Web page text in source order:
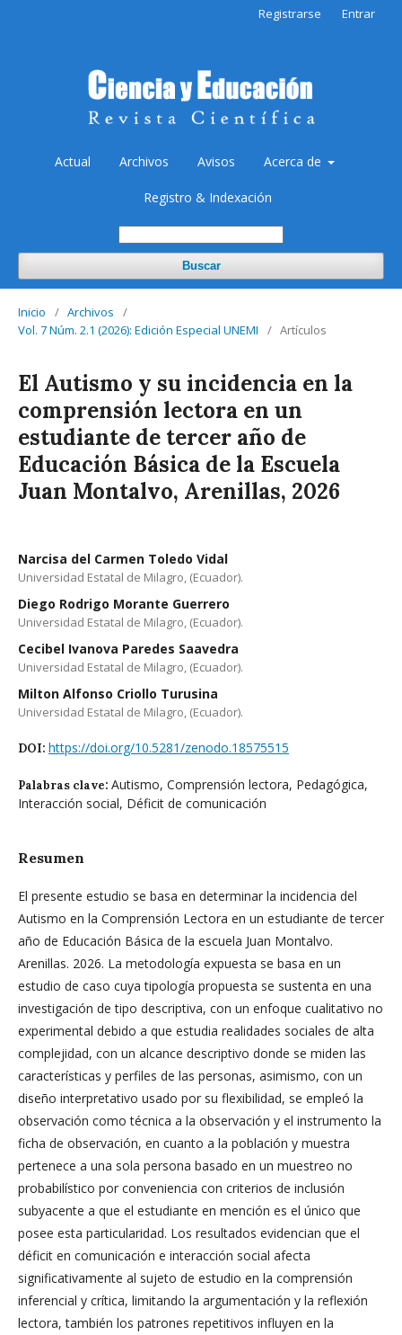
Actual Archivos Avisos Acerca de
Registro & Indexación
Buscar
Registrarse Entrar
Inicio / Archivos
/
Vol. 7 Núm. 2.1 (2026): Edición Especial UNEMI
/ Artículos
El Autismo y su incidencia en la
comprensión lectora en un
estudiante de tercer año de
Educación Básica de la Escuela
Juan Montalvo, Arenillas, 2026
Narcisa del Carmen Toledo Vidal
Universidad Estatal de Milagro, (Ecuador).
Diego Rodrigo Morante Guerrero
Universidad Estatal de Milagro, (Ecuador).
Cecibel Ivanova Paredes Saavedra
Universidad Estatal de Milagro, (Ecuador).
Milton Alfonso Criollo Turusina
Universidad Estatal de Milagro, (Ecuador).
DOI: https://doi.org/10.5281/zenodo.18575515
Palabras clave: Autismo, Comprensión lectora, Pedagógica,
Interacción social, Déficit de comunicación
Resumen
El presente estudio se basa en determinar la incidencia del
Autismo en la Comprensión Lectora en un estudiante de tercer
año de Educación Básica de la escuela Juan Montalvo.
Arenillas. 2026. La metodología expuesta se basa en un
estudio de caso cuya tipología propuesta se sustenta en una
investigación de tipo descriptiva, con un enfoque cualitativo no
experimental debido a que estudia realidades sociales de alta
complejidad, con un alcance descriptivo donde se miden las
características y perfiles de las personas, asimismo, con un
diseño interpretativo usado por su flexibilidad, se empleó la
observación como técnica a la observación y el instrumento la
ficha de observación, en cuanto a la población y muestra
pertenece a una sola persona basado en un muestreo no
probabilístico por conveniencia con criterios de inclusión
subyacente a que el estudiante en mención es el único que
posee esta particularidad. Los resultados evidencian que el
déficit en comunicación e interacción social afecta
significativamente al sujeto de estudio en la comprensión
inferencial y crítica, limitando la argumentación y la reflexión
lectora, también los patrones repetitivos influyen en la